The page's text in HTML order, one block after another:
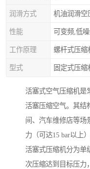
润滑方式 机油润滑空
性能 可变频,低
工作原理 螺杆式压缩
型式 固定式压缩
活塞式空气压缩机是
活塞压缩空气。其结
间、汽车维修店等场
力（可达15 bar以上
活塞式压缩机分为单
次压缩达到目标压力